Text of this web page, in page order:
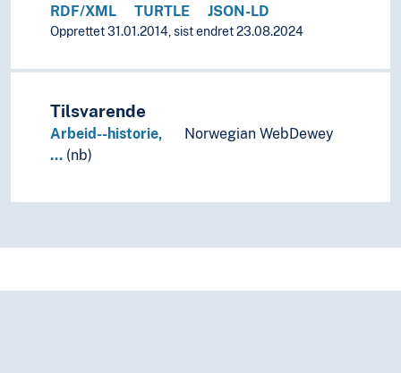
RDF/XML TURTLE JSON-LD
Opprettet 31.01.2014, sist endret 23.08.2024
Tilsvarende
Arbeid--historie,
… (nb)
Norwegian WebDewey